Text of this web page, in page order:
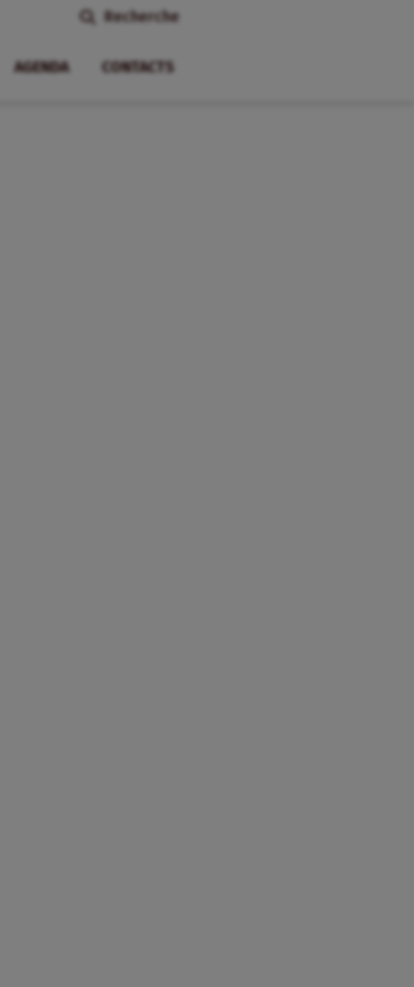
Recherche
AGENDA CONTACTS